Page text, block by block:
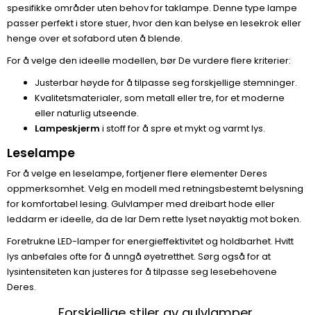
spesifikke områder uten behov for taklampe. Denne type lampe
passer perfekt i store stuer, hvor den kan belyse en lesekrok eller
henge over et sofabord uten å blende.
For å velge den ideelle modellen, bør De vurdere flere kriterier:
Justerbar høyde for å tilpasse seg forskjellige stemninger.
Kvalitetsmaterialer, som metall eller tre, for et moderne
eller naturlig utseende.
Lampeskjerm i stoff for å spre et mykt og varmt lys.
Leselampe
For å velge en leselampe, fortjener flere elementer Deres
oppmerksomhet. Velg en modell med retningsbestemt belysning
for komfortabel lesing. Gulvlamper med dreibart hode eller
leddarm er ideelle, da de lar Dem rette lyset nøyaktig mot boken.
Foretrukne LED-lamper for energieffektivitet og holdbarhet. Hvitt
lys anbefales ofte for å unngå øyetretthet. Sørg også for at
lysintensiteten kan justeres for å tilpasse seg lesebehovene
Deres.